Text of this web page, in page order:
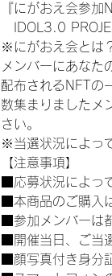
『にがおえ会参
IDOL3.0
※にがおえ会とは
メンバーにあな
配布されるNFTの
数集まりましたメ
さい。
※当選状況によっ
【注意事項】
■応募状況によっ
■本商品のご購入
■参加メンバーは
■開催当日、ご当
■顔写真付き身分